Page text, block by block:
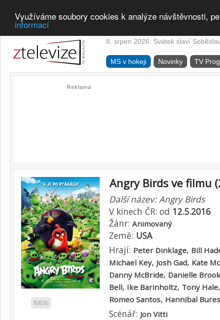
Využíváme soubory cookies k analýze návštěvnosti,
informací
8. srpen 2026. Svátek slaví
MS v hokeji Novinky TV
Reklama
IMDb
Angry Birds ve filmu
Další název: Angry Birds
V kinech ČR: od 12.5.2016
Žánr: Animovaný
Země: USA
Hrají: Peter Dinklage, Bill
Michael Key, Josh Gad, Kate
Danny McBride, Danielle
Bell, Ike Barinholtz, Tony Hale
Romeo Santos, Hannibal
Scénář: Jon Vitti